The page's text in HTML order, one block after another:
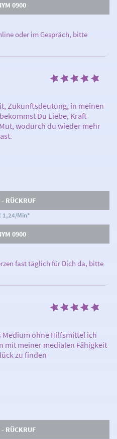
0900
oder im Gespräch, bitte
Zukunftsdeutung, in meinen
Du Liebe, Kraft
wodurch du wieder mehr
RÜCKRUF
1,24/Min*
0900
fast täglich für Dich da, bitte
Medium ohne Hilfsmittel ich
mit meiner medialen Fähigkeit
zu finden
RÜCKRUF